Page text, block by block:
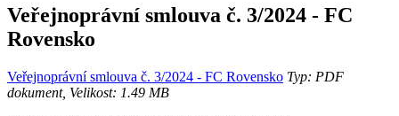
Veřejnoprávní smlouva č. 3/2024 - FC
Rovensko
Veřejnoprávní smlouva č. 3/2024 - FC Rovensko Typ: PDF
dokument, Velikost: 1.49 MB